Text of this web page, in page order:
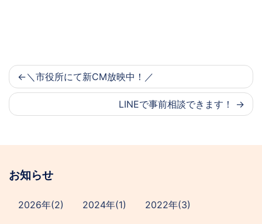
＼市役所にて新CM放映中！／
LINEで事前相談できます！
お知らせ
2026年(2) 2024年(1) 2022年(3)